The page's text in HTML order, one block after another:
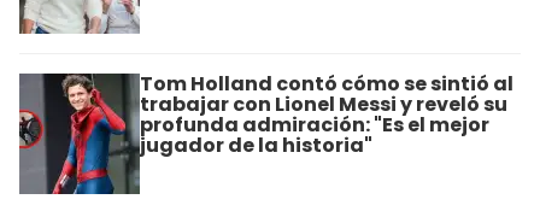
Tom Holland contó cómo se sintió al
trabajar con Lionel Messi y reveló su
profunda admiración: "Es el mejor
jugador de la historia"